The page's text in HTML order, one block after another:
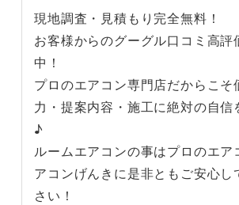
現地調査・見積もり完全無料！
お客様からのグーグル口コミ高評
中！
プロのエアコン専門店だからこそ
力・提案内容・施工に絶対の自信
♪
ルームエアコンの事はプロのエア
アコンげんきに是非ともご安心し
さい！